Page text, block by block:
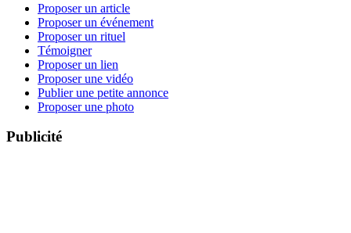
Proposer un article
Proposer un événement
Proposer un rituel
Témoigner
Proposer un lien
Proposer une vidéo
Publier une petite annonce
Proposer une photo
Publicité